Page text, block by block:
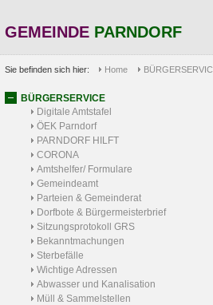
GEMEINDE PARNDORF
Sie befinden sich hier: Home
BÜRGERSERVICE
Digitale Amtstafel
ÖEK Parndorf
PARNDORF HILFT
CORONA
Amtshelfer/ Formulare
Gemeindeamt
Parteien & Gemeinderat
Dorfbote & Bürgermeisterbrief
Sitzungsprotokoll GRS
Bekanntmachungen
Sterbefälle
Wichtige Adressen
Abwasser und Kanalisation
Müll & Sammelstellen